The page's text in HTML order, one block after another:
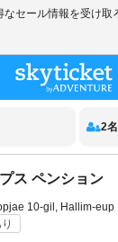
2名
ス ペンション
10-gil, Hallim-eup